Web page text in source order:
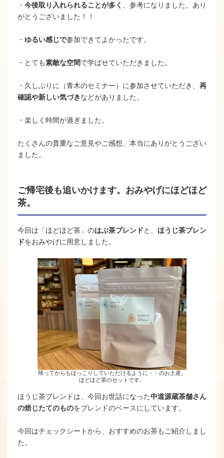
・ 今後取り入れられることが多く
、参考になりました。あり
がとうございました！！
・ ゆるい感じで参加できてよかったです。
・とても素敵な空間で学ばせていただきました。
・久しぶりに（青木のセミナー）に参加させていただき、 再
確認や新しい気づきなどがありました。
・楽しく時間が過ぎました。
たくさんの貴重なご意見やご感想、本当にありがとうござい
ました。
ご帰宅後も追いかけます。おみやげにほどほど
茶。
今回は「ほどほど茶」のはぶ茶ブレンドと、 ほうじ茶ブレン
ドをおみやげに用意しました。
帰ってからもほっこりしていただけるように・・のお土産。
ほどほど茶のセットです。
ほうじ茶ブレンドは、今回お世話になった中道源蔵茶舗さん
の焙じたてのものをブレンドのベースにしています。
今回はチェックシートから、おすすめのお茶もご紹介しまし
た。